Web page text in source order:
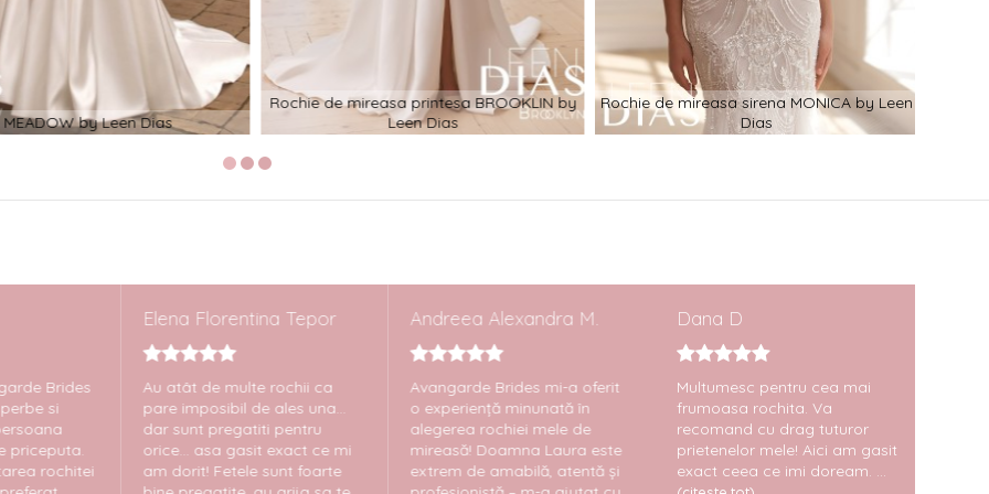
by Leen Dias
Rochie de mireasa printesa BROOKLIN by
Leen Dias
Rochie de mireasa sirena MONICA by Leen
Dias
Brides
si
priceputa.
rochitei
Elena Florentina Tepor
Au atât de multe rochii ca
pare imposibil de ales una...
dar sunt pregatiti pentru
orice... asa gasit exact ce mi
am dorit! Fetele sunt foarte
Andreea Alexandra M.
Avangarde Brides mi-a oferit
o experiență minunată în
alegerea rochiei mele de
mireasă! Doamna Laura este
extrem de amabilă, atentă și
Dana D
Multumesc pentru cea mai
frumoasa rochita. Va
recomand cu drag tuturor
prietenelor mele! Aici am gasit
exact ceea ce imi doream. ...